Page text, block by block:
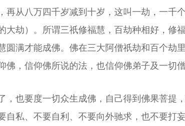
从八万四千岁减到十岁，这叫一劫，一千
劫）。所谓三祇修福慧，百劫种相好，修
满才能成佛。佛在三大阿僧祇劫和百个劫
，信仰佛所说的法，也信仰佛弟子及一切僧
也要度一切众生成佛，自己得到佛果菩提
私、不要自利、不要向外驰求，也不要打